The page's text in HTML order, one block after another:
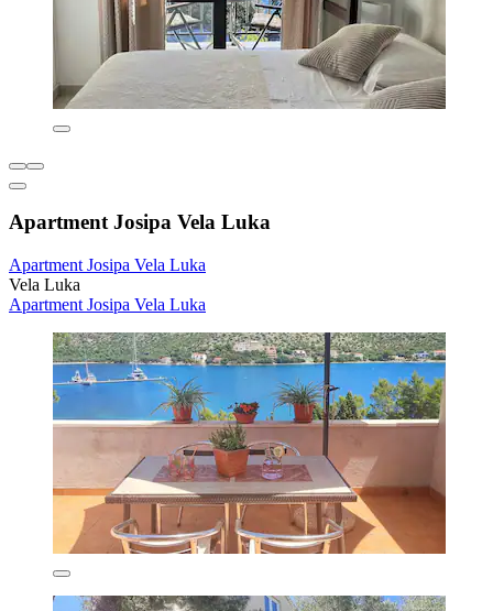
Apartment Josipa Vela Luka
Apartment Josipa Vela Luka
Vela Luka
Apartment Josipa Vela Luka